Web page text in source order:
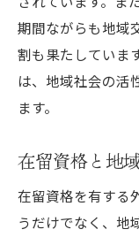
在留資
茶業発
生活設計に
統計か
ント
在留資
期間ながらも地域
割も果たしていま
は、地域社会の活
ます。
在留資格と地
在留資格を有する
うだけでなく、地